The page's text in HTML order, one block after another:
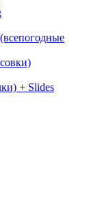
+ Slides